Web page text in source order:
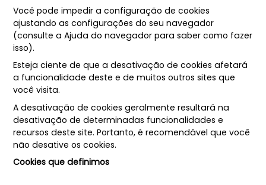
Você pode impedir a configuração de cookies
ajustando as configurações do seu navegador
(consulte a Ajuda do navegador para saber como fazer
isso).
Esteja ciente de que a desativação de cookies afetará
a funcionalidade deste e de muitos outros sites que
você visita.
A desativação de cookies geralmente resultará na
desativação de determinadas funcionalidades e
recursos deste site. Portanto, é recomendável que você
não desative os cookies.
Cookies que definimos